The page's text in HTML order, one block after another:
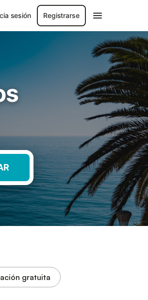
sesión Registrarse
gratuita